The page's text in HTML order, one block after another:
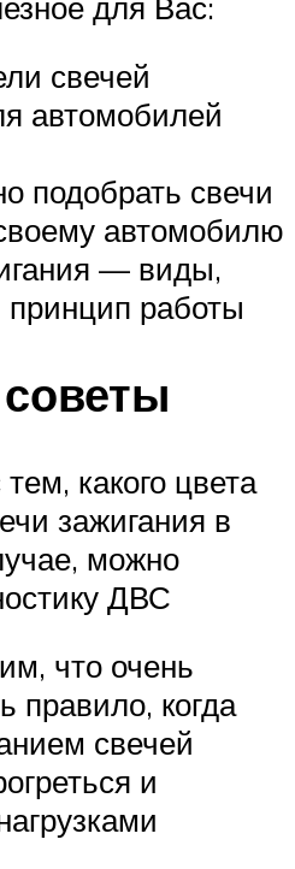
свечей
автомобилей
подобрать свечи
автомобилю
— виды,
принцип работы
какого цвета
зажигания в
можно
ДВС
что очень
правило, когда
свечей
и